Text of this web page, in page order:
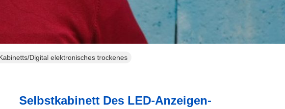
Digital elektronisches trockenes
Selbstkabinett Des LED-Anzeigen-